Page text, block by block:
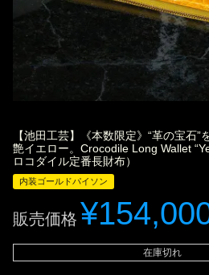
【池田工芸】《本数限定》“革の宝石”
艶イエロー。Crocodile Long Wallet
ロコダイル定番長財布）
内装ゴールドパイソン
販売価格 ¥
在庫切れ